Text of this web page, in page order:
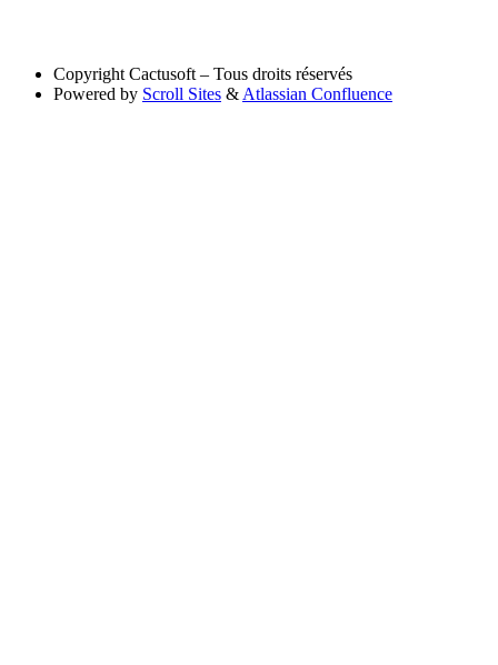
Copyright Cactusoft – Tous droits réservés
Powered by Scroll Sites & Atlassian Confluence